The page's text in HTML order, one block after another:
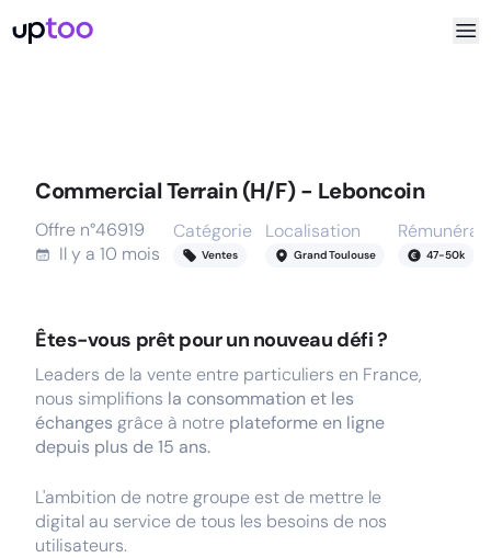
Commercial Terrain (H/F) - Leboncoin
Offre n°46919
Il y a 10 mois
Catégorie
Ventes
Localisation
Grand Toulouse 47-50k
Êtes-vous prêt pour un nouveau défi ?
Leaders de la vente entre particuliers en France,
nous simplifions la consommation et les
échanges grâce à notre plateforme en ligne
depuis plus de 15 ans.
L'ambition de notre groupe est de mettre le
digital au service de tous les besoins de nos
utilisateurs.